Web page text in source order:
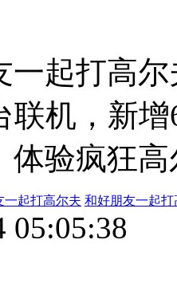
一起打高
联机，新
体验疯狂
一起打高尔夫 和好朋友一起打
05:05:38